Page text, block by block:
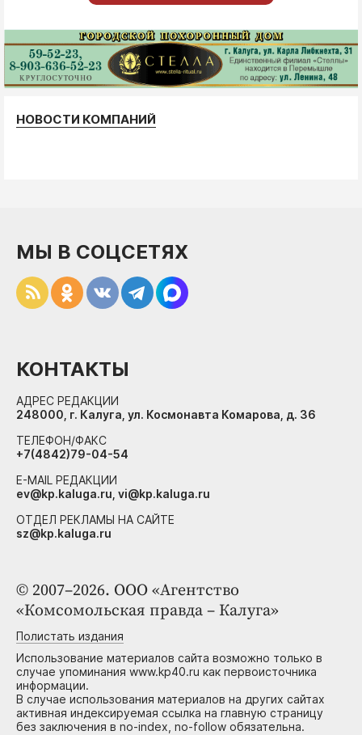
НОВОСТИ КОМПАНИЙ
© 2007–2026. ООО «Агентство
«Комсомольская правда – Калуга»
Полистать издания
Использование материалов сайта возможно только в
случае упоминания www.kp40.ru как первоисточника
информации.
В случае использования материалов на других сайтах
активная индексируемая ссылка на главную страницу
без заключения в no-index, no-follow обязательна.
МЫ В СОЦСЕТЯХ
КОНТАКТЫ
АДРЕС РЕДАКЦИИ
248000, г. Калуга, ул. Космонавта Комарова, д. 36
ТЕЛЕФОН/ФАКС
+7(4842)79-04-54
E-MAIL РЕДАКЦИИ
ev@kp.kaluga.ru, vi@kp.kaluga.ru
ОТДЕЛ РЕКЛАМЫ НА САЙТЕ
sz@kp.kaluga.ru